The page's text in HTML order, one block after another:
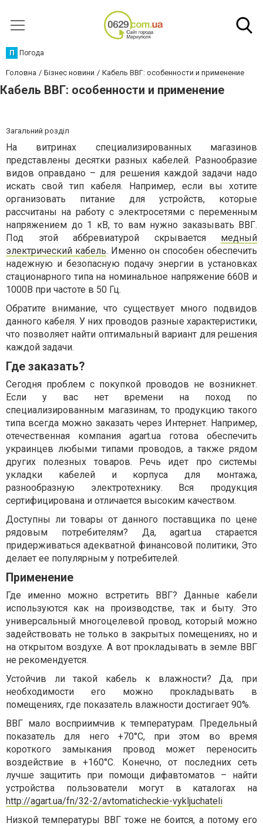
П Погода
Головна Бізнес новини Кабель ВВГ: особенности и применение
Кабель ВВГ: особенности и применение
Загальний розділ
На витринах специализированных магазинов
представлены десятки разных кабелей. Разнообразие
видов оправдано – для решения каждой задачи надо
искать свой тип кабеля. Например, если вы хотите
организовать питание для устройств, которые
рассчитаны на работу с электросетями с переменным
напряжением до 1 кВ, то вам нужно заказывать ВВГ.
Под этой аббревиатурой скрывается медный
электрический кабель. Именно он способен обеспечить
надежную и безопасную подачу энергии в установках
стационарного типа на номинальное напряжение 660В и
1000В при частоте в 50 Гц.
Обратите внимание, что существует много подвидов
данного кабеля. У них проводов разные характеристики,
что позволяет найти оптимальный вариант для решения
каждой задачи.
Где заказать?
Сегодня проблем с покупкой проводов не возникнет.
Если у вас нет времени на поход по
специализированным магазинам, то продукцию такого
типа всегда можно заказать через Интернет. Например,
отечественная компания agart.ua готова обеспечить
украинцев любыми типами проводов, а также рядом
других полезных товаров. Речь идет про системы
укладки кабелей и корпуса для монтажа,
разнообразную электротехнику. Вся продукция
сертифицирована и отличается высоким качеством.
Доступны ли товары от данного поставщика по цене
рядовым потребителям? Да, agart.ua старается
придерживаться адекватной финансовой политики, Это
делает ее популярным у потребителей.
Применение
Где именно можно встретить ВВГ? Данные кабели
используются как на производстве, так и быту. Это
универсальный многоцелевой провод, который можно
задействовать не только в закрытых помещениях, но и
на открытом воздухе. А вот прокладывать в земле ВВГ
не рекомендуется.
Устойчив ли такой кабель к влажности? Да, при
необходимости его можно прокладывать в
помещениях, где показатель влажности достигает 90%.
ВВГ мало восприимчив к температурам. Предельный
показатель для него +70°С, при этом во время
короткого замыкания провод может переносить
воздействие в +160°С. Конечно, от последних сеть
лучше защитить при помощи дифавтоматов – найти
устройства пользователи могут в каталогах на
http://agart.ua/fn/32-2/avtomaticheckie-vykljuchateli
Низкой температуры ВВГ тоже не боится, а потому его